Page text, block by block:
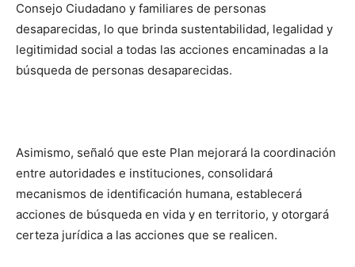
Consejo Ciudadano y familiares de personas
desaparecidas, lo que brinda sustentabilidad, legalidad y
legitimidad social a todas las acciones encaminadas a la
búsqueda de personas desaparecidas.
Asimismo, señaló que este Plan mejorará la coordinación
entre autoridades e instituciones, consolidará
mecanismos de identificación humana, establecerá
acciones de búsqueda en vida y en territorio, y otorgará
certeza jurídica a las acciones que se realicen.